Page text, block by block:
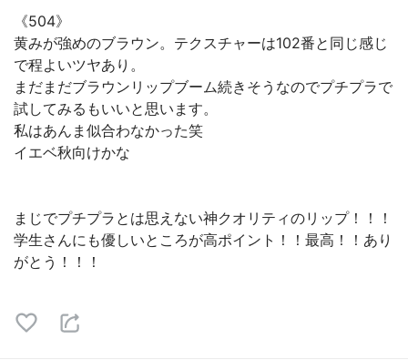
《504》
黄みが強めのブラウン。テクスチャーは102番と同じ感じ
で程よいツヤあり。
まだまだブラウンリップブーム続きそうなのでプチプラで
試してみるもいいと思います。
私はあんま似合わなかった笑
イエベ秋向けかな
まじでプチプラとは思えない神クオリティのリップ！！！
学生さんにも優しいところが高ポイント！！最高！！あり
がとう！！！